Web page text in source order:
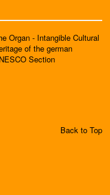
Organ - Intangible Cultural
of the german
Section
Back to Top